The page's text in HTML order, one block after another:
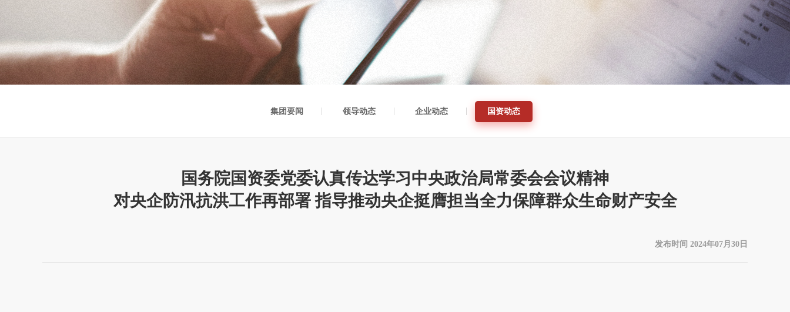
集团要闻 领导动态 企业动态 国资动态
国务院国资委党委认真传达学习中央政治局常委会会议精神
对央企防汛抗洪工作再部署 指导推动央企挺膺担当全力保障群众生命财产安全
发布时间 2024年07月30日